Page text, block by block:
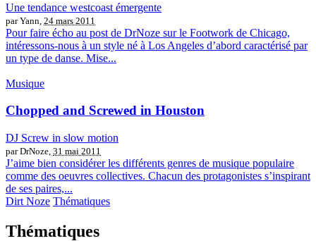
Une tendance westcoast émergente
par Yann, 24 mars 2011
Pour faire écho au post de DrNoze sur le Footwork de Chicago,
intéressons-nous à un style né à Los Angeles d’abord caractérisé par
un type de danse. Mise...
Musique
Chopped and Screwed in Houston
DJ Screw in slow motion
par DrNoze, 31 mai 2011
J’aime bien considérer les différents genres de musique populaire
comme des oeuvres collectives. Chacun des protagonistes s’inspirant
de ses paires,...
Dirt Noze Thématiques
Thématiques